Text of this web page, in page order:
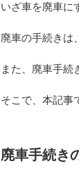
いざ車を廃車に
廃車の手続きは
また、廃車手続
そこで、本記事
廃車手続き